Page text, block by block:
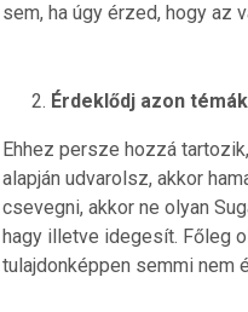
sem, ha úgy érzed, hogy az
Érdeklődj azon
Ehhez persze hozzá
alapján udvarolsz, akkor
csevegni, akkor ne olyan
hagy illetve idegesít. Főleg
tulajdonképpen semmi nem